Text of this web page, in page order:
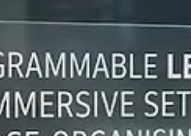
под названием "Минима